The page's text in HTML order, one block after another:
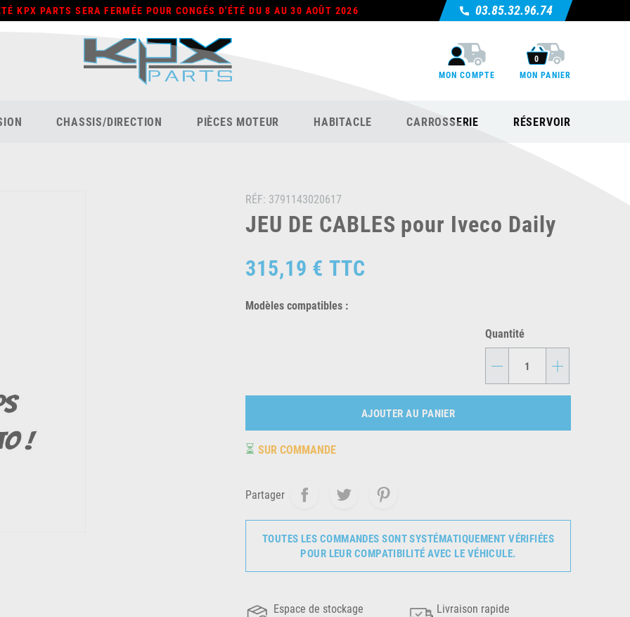
KPX PARTS SERA FERMÉE POUR CONGÉS D'ÉTÉ DU 8 AU 30 AOÛT 2026 03.85.32.96.74
MON COMPTE
0
MON PANIER
CHASSIS/DIRECTION PIÈCES MOTEUR HABITACLE CARROSSERIE RÉSERVOIR
RÉF: 3791143020617
JEU DE CABLES pour Iveco Daily
315,19 € TTC
Modèles compatibles :
Quantité
- +
AJOUTER AU PANIER
⏳ SUR COMMANDE
Partager
TOUTES LES COMMANDES SONT SYSTÉMATIQUEMENT VÉRIFIÉES
POUR LEUR COMPATIBILITÉ AVEC LE VÉHICULE.
Espace de stockage
Livraison rapide